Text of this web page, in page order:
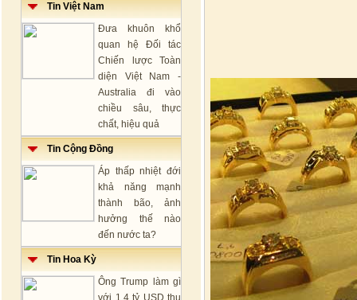
Tin Việt Nam
Đưa khuôn khổ
quan hệ Đối tác
Chiến lược Toàn
diện Việt Nam -
Australia đi vào
chiều sâu, thực
chất, hiệu quả
Tin Cộng Đồng
Áp thấp nhiệt đới
khả năng mạnh
thành bão, ảnh
hưởng thế nào
đến nước ta?
Tin Hoa Kỳ
Ông Trump làm gì
với 1,4 tỷ USD thu